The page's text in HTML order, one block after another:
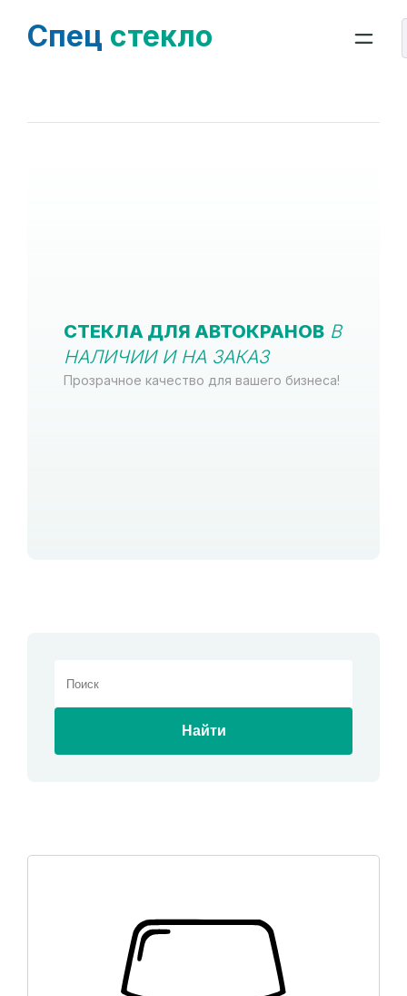
Спец стекло
СТЕКЛА ДЛЯ АВТОКРАНОВ В
НАЛИЧИИ И НА ЗАКАЗ
Прозрачное качество для вашего бизнеса!
Найти